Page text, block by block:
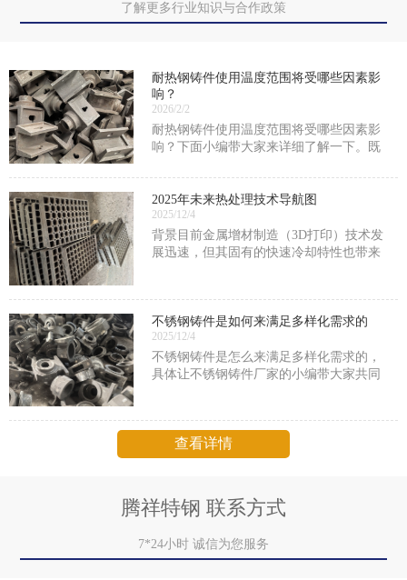
了解更多行业知识与合作政策
耐热钢铸件使用温度范围将受哪些因素影
响？
2026/2/2
耐热钢铸件使用温度范围将受哪些因素影
响？下面小编带大家来详细了解一下。既
耐热性能一定是很厉害的，但具体能够承
受多高的一个温度也会受到很多因素的限
制，包括耐热钢铸件的
2025年未来热处理技术导航图
2025/12/4
背景目前金属增材制造（3D打印）技术发
展迅速，但其固有的快速冷却特性也带来
速凝固形成的非平衡组织，消除缺陷、优
化相组成。关键技术
不锈钢铸件是如何来满足多样化需求的
2025/12/4
不锈钢铸件是怎么来满足多样化需求的，
具体让不锈钢铸件厂家的小编带大家共同
性、灵活的制造工艺、广泛的应用领域以
及可定制化的服务。以下
查看详情
腾祥特钢 联系方式
7*24小时 诚信为您服务